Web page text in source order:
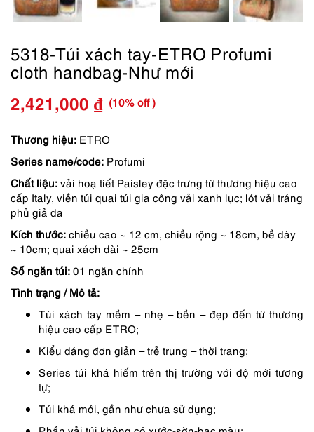
5318-Túi xách tay-ETRO Profumi
cloth handbag-Như mới
Giá
gốc
là:
2,690,000 ₫.
2,421,000 ₫
Giá
hiện
tại
là:
(10% off )
Thương hiệu: ETRO
Series name/code: Profumi
Chất liệu: vải hoạ tiết Paisley đặc trưng từ thương hiệu cao
cấp Italy, viền túi quai túi gia công vải xanh lục; lót vải tráng
phủ giả da
Kích thước: chiều cao ~ 12 cm, chiều rộng ~ 18cm, bề dày
~ 10cm; quai xách dài ~ 25cm
Số ngăn túi: 01 ngăn chính
Tình trạng / Mô tả:
Túi xách tay mềm – nhẹ – bền – đẹp đến từ thương
hiệu cao cấp ETRO;
Kiểu dáng đơn giản – trẻ trung – thời trang;
Series túi khá hiếm trên thị trường với độ mới tương
tự;
Túi khá mới, gần như chưa sử dụng;